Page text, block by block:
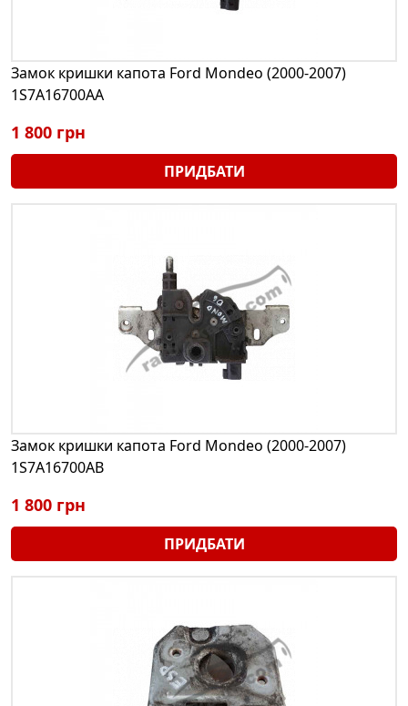
Замок кришки капота Ford Mondeo (2000-2007)
1S7A16700AA
1 800 грн
ПРИДБАТИ
Замок кришки капота Ford Mondeo (2000-2007)
1S7A16700AB
1 800 грн
ПРИДБАТИ